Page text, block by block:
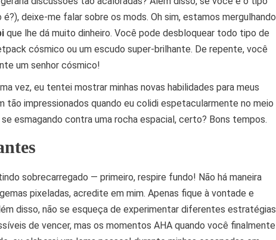
deixe-me falar sobre os mods. Oh sim, estamos mergulhando
que lhe dá muito dinheiro. Você pode desbloquear todo tipo de
cósmico ou um escudo super-brilhante. De repente, você
um senhor cósmico!
vez, eu tentei mostrar minhas novas habilidades para meus
tão impressionados quando eu colidi espetacularmente no meio
esmagando contra uma rocha espacial, certo? Bons tempos.
sobrecarregado — primeiro, respire fundo! Não há maneira
pixeladas, acredite em mim. Apenas fique à vontade e
disso, não se esqueça de experimentar diferentes estratégias
de vencer, mas os momentos AHA quando você finalmente